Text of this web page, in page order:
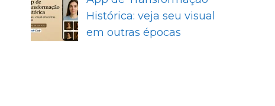
Histórica: veja seu visual
em outras épocas